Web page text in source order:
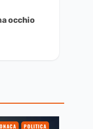
occhio
POLITICA